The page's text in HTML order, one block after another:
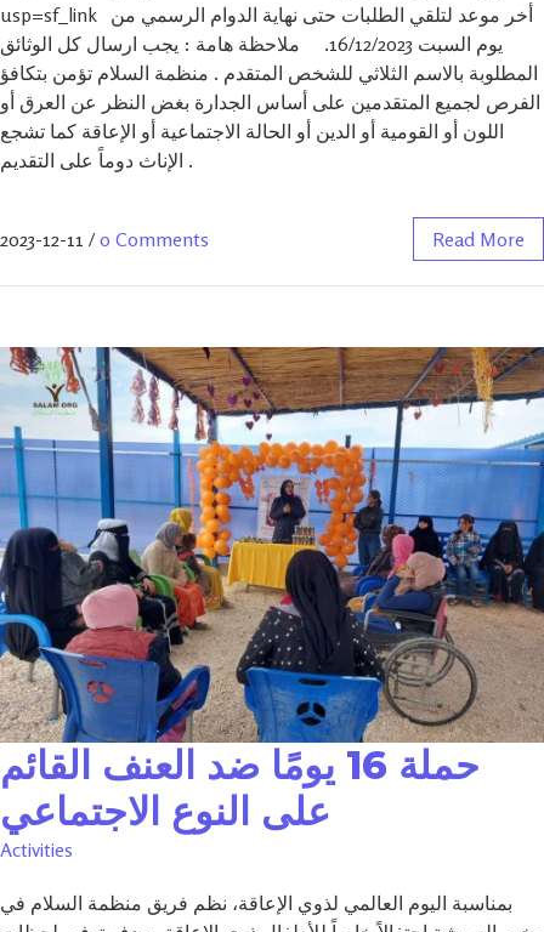
usp=sf_link أخر موعد لتلقي الطلبات حتى نهاية الدوام الرسمي من
يوم السبت 16/12/2023. ملاحظة هامة : يجب ارسال كل الوثائق
المطلوبة بالاسم الثلاثي للشخص المتقدم . منظمة السلام تؤمن بتكافؤ
الفرص لجميع المتقدمين على أساس الجدارة بغض النظر عن العرق أو
اللون أو القومية أو الدين أو الحالة الاجتماعية أو الإعاقة كما تشجع
الإناث دوماً على التقديم .
2023-12-11 / 0 Comments Read More
حملة 16 يومًا ضد العنف القائم
على النوع الاجتماعي
Activities
بمناسبة اليوم العالمي لذوي الإعاقة، نظم فريق منظمة السلام في